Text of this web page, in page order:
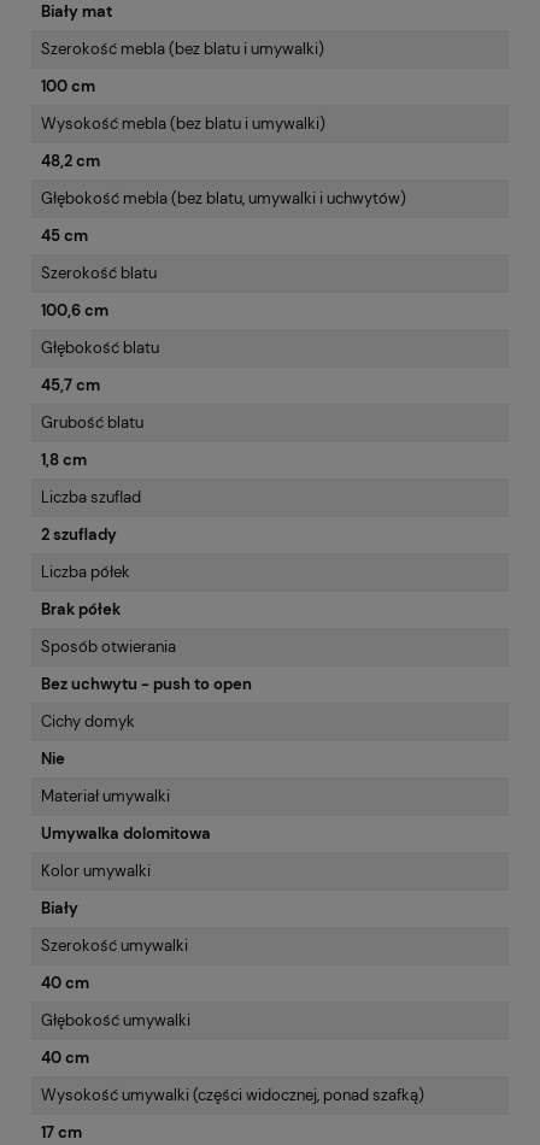
Biały mat
Szerokość mebla (bez blatu i umywalki)
100 cm
Wysokość mebla (bez blatu i umywalki)
48,2 cm
Głębokość mebla (bez blatu, umywalki i uchwytów)
45 cm
Szerokość blatu
100,6 cm
Głębokość blatu
45,7 cm
Grubość blatu
1,8 cm
Liczba szuflad
2 szuflady
Liczba półek
Brak półek
Sposób otwierania
Bez uchwytu - push to open
Cichy domyk
Nie
Materiał umywalki
Umywalka dolomitowa
Kolor umywalki
Biały
Szerokość umywalki
40 cm
Głębokość umywalki
40 cm
Wysokość umywalki (części widocznej, ponad szafką)
17 cm